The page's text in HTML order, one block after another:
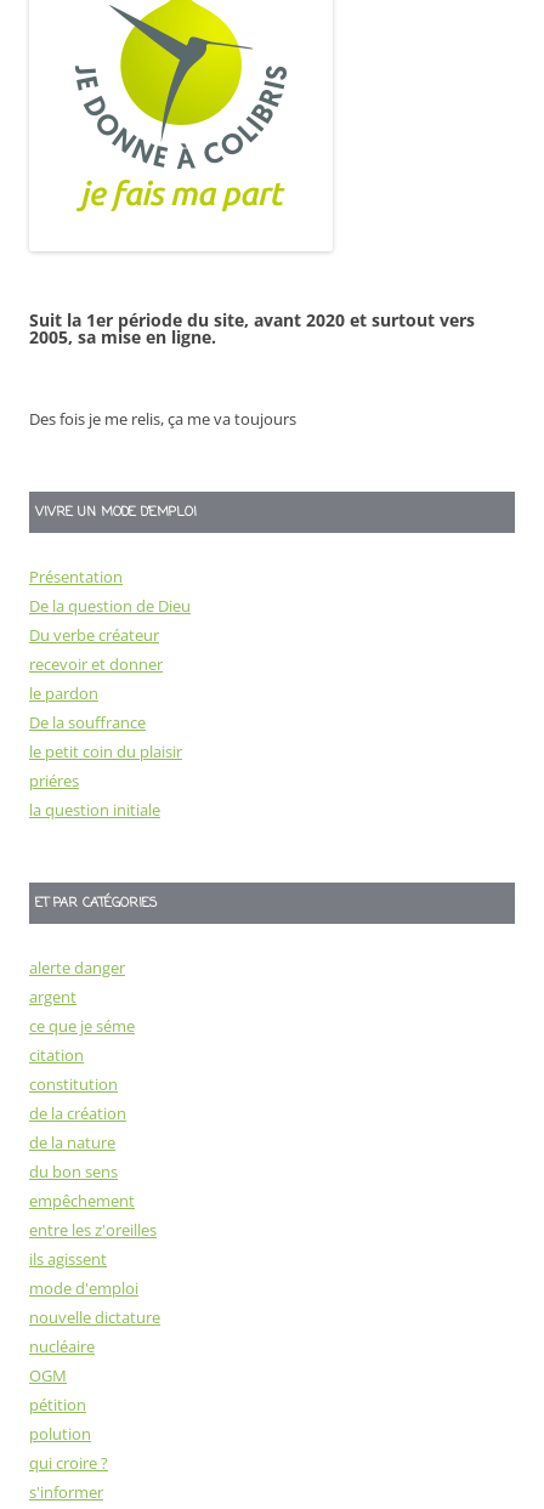
Suit la 1er période du site, avant 2020 et surtout vers
2005, sa mise en ligne.
Des fois je me relis, ça me va toujours
VIVRE UN MODE D’EMPLOI
Présentation
De la question de Dieu
Du verbe créateur
recevoir et donner
le pardon
De la souffrance
le petit coin du plaisir
priéres
la question initiale
ET PAR CATÉGORIES
alerte danger
argent
ce que je séme
citation
constitution
de la création
de la nature
du bon sens
empêchement
entre les z'oreilles
ils agissent
mode d'emploi
nouvelle dictature
nucléaire
OGM
pétition
polution
qui croire ?
s'informer